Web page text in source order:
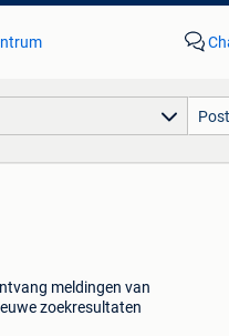
meldingen van
zoekresultaten